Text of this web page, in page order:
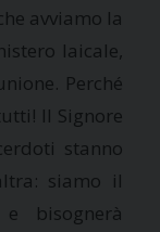
avviamo la
laicale,
Perché
Il Signore
stanno
siamo il
bisognerà